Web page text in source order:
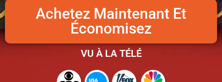
Achetez Maintenant Et
Économisez
VU À LA TÉLÉ